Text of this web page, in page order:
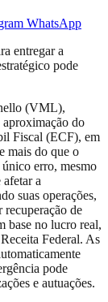
WhatsApp
entregar a
pode
(VML),
aproximação do
Fiscal (ECF), em
mais do que o
erro, mesmo
a
suas operações,
recuperação de
base no lucro real,
Federal. As
pode
e autuações.